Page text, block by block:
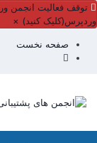
توقف فعالیت انجمن
وردپرس(کلیک کنید) ×
صفحه نخست